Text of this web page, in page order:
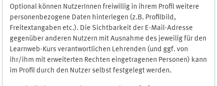
Optional können NutzerInnen freiwillig in ihrem Profil weitere
personenbezogene Daten hinterlegen (z.B. Profilbild,
Freitextangaben etc.). Die Sichtbarkeit der E-Mail-Adresse
gegenüber anderen Nutzern mit Ausnahme des jeweilig für den
Learnweb-Kurs verantwortlichen Lehrenden (und ggf. von
ihr/ihm mit erweiterten Rechten eingetragenen Personen) kann
im Profil durch den Nutzer selbst festgelegt werden.